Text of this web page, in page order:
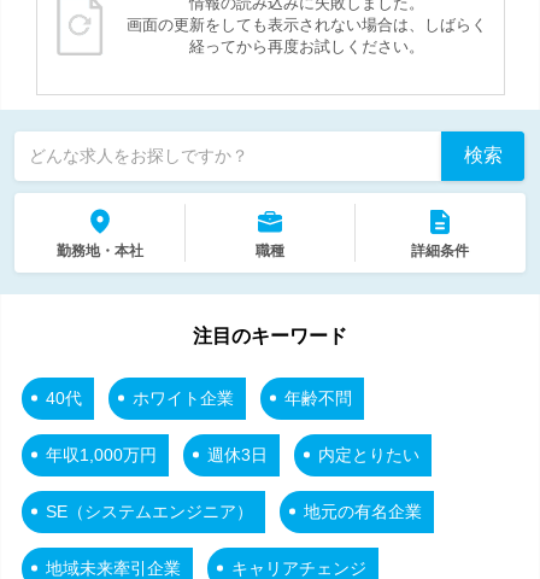
画面の更新をしても表示されない場合は、しばらく
経ってから再度お試しください。
どんな求人をお探しですか？ 検索
勤務地・本社 職種 詳細条件
注目のキーワード
40代 ホワイト企業 年齢不問
年収1,000万円 週休3日 内定とりたい
SE（システムエンジニア） 地元の有名企業
地域未来牽引企業 キャリアチェンジ